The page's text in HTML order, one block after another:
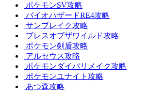
ポケモンSV攻略
バイオハザードRE4攻略
サンブレイク攻略
ブレスオブザワイルド攻略
ポケモン剣盾攻略
アルセウス攻略
ポケモンダイパリメイク攻略
ポケモンユナイト攻略
あつ森攻略